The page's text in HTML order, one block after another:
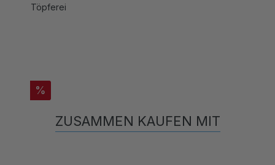
Töpferei
ZUSAMMEN KAUFEN MIT
%